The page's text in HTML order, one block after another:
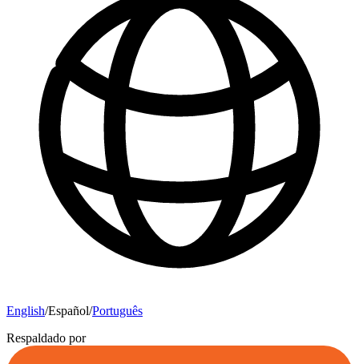
English/Español/Português
Respaldado por